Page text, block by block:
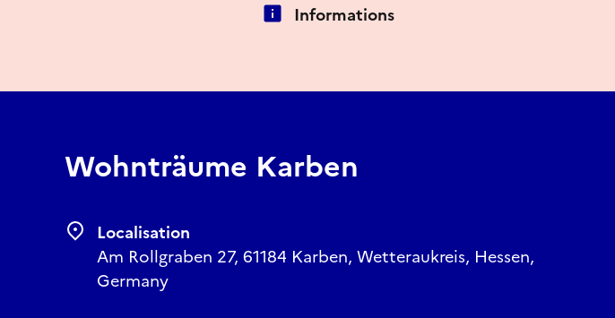
Informations
Wohnträume Karben
Localisation
Am Rollgraben 27, 61184 Karben, Wetteraukreis, Hessen,
Germany